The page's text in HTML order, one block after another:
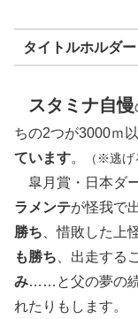
タイトルホルダ
スタミナ自慢
ちの2つが3000ｍ
ています。 （※逃げ
皐月賞・日本ダ
ラメンテが怪我で
勝ち 、惜敗した上
も勝ち 、出走する
み……と父の夢の
れたりもします。